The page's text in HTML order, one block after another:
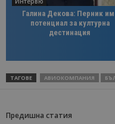
Галина Декова: Перник
потенциал за културна
дестинация
ТАГОВЕ АВИОКОМПАНИЯ
Предишна статия